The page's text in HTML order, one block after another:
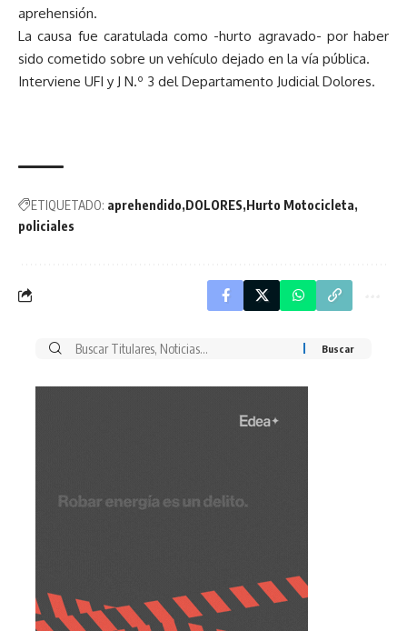
aprehensión.
La causa fue caratulada como -hurto agravado- por haber
sido cometido sobre un vehículo dejado en la vía pública.
Interviene UFI y J N.º 3 del Departamento Judicial Dolores.
ETIQUETADO: aprehendido DOLORES Hurto Motocicleta
policiales
Buscar